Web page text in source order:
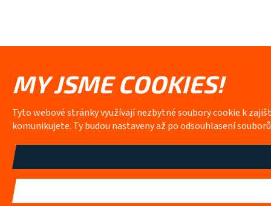
MY JSME COOKIES!
Tyto webové stránky využívají nezbytné soubory cookie k
komunikujete. Ty budou nastaveny až po odsouhlasení